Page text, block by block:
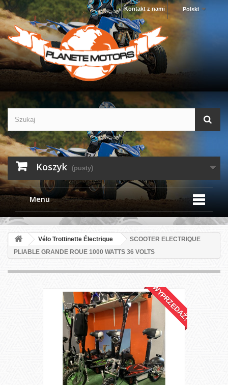
Polski
Kontakt z nami
Koszyk (pusty)
Menu
Vélo Trottinette Électrique
SCOOTER ELECTRIQUE
PLIABLE GRANDE ROUE 1000 WATTS 36 VOLTS
WYPRZEDAŻ!